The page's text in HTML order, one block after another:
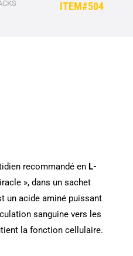
ITEM#504
recommandé en L-
», dans un sachet
un acide aminé puissant
sanguine vers les
la fonction cellulaire.